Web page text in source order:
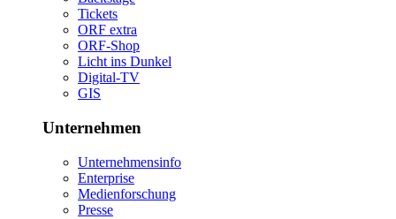
Tickets
ORFextra
ORF-Shop
LichtinsDunkel
Digital-TV
GIS
Unternehmen
Unternehmensinfo
Enterprise
Medienforschung
Presse